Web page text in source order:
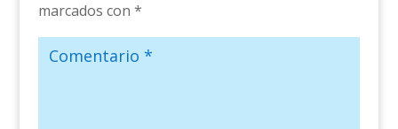
marcados con *